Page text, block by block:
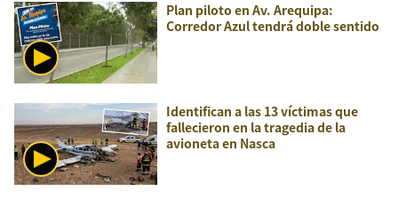
Plan piloto en Av. Arequipa:
Corredor Azul tendrá doble sentido
Identifican a las 13 víctimas que
fallecieron en la tragedia de la
avioneta en Nasca